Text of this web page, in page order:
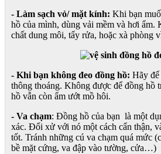
- Làm sạch vỏ/ mặt kính: Khi bạn
hồ của mình, dùng vải mềm và hơi ẩm.
chất dung môi, tẩy rửa, hoặc xà phòng
- Khi bạn không đeo đồng hồ: Hãy
thông thoáng. Không được để đồng hồ
hồ vẫn còn ẩm ướt mồ hôi.
- Va chạm: Đồng hồ của bạn là một
xác. Đối xử với nó một cách cẩn thận,
tốt. Tránh những cú va chạm quá mức
bề mặt cứng, va đập vào tường, cửa…)